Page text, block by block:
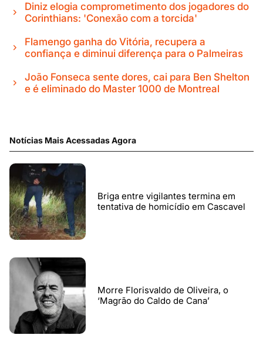
Diniz elogia comprometimento dos jogadores do
Corinthians: 'Conexão com a torcida'
Flamengo ganha do Vitória, recupera a
confiança e diminui diferença para o Palmeiras
João Fonseca sente dores, cai para Ben Shelton
e é eliminado do Master 1000 de Montreal
Notícias Mais Acessadas Agora
Briga entre vigilantes termina em
tentativa de homicídio em Cascavel
Morre Florisvaldo de Oliveira, o
‘Magrão do Caldo de Cana’